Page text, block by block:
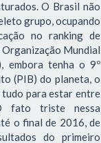
O Brasil não
grupo, ocupando
no ranking de
Mundial
embora tenha o 9º
(PIB) do planeta, o
para estar entre
fato triste nessa
o final de 2016, de
do primeiro